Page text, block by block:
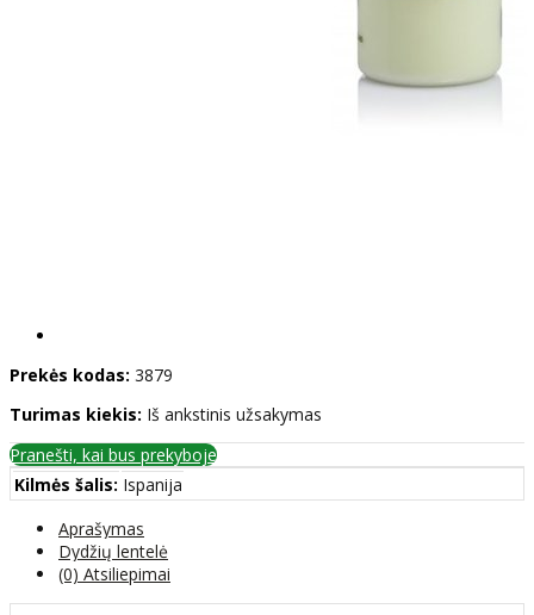
Prekės kodas: 3879
Turimas kiekis: Iš ankstinis užsakymas
Pranešti, kai bus prekyboje
Kilmės šalis: Ispanija
Aprašymas
Dydžių lentelė
(0) Atsiliepimai